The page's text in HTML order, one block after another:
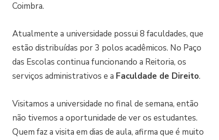
Coimbra.
Atualmente a universidade possui 8 faculdades, que
estão distribuídas por 3 polos acadêmicos. No Paço
das Escolas continua funcionando a Reitoria, os
serviços administrativos e a Faculdade de Direito.
Visitamos a universidade no final de semana, então
não tivemos a oportunidade de ver os estudantes.
Quem faz a visita em dias de aula, afirma que é muito